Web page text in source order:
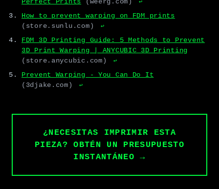
↩
How to prevent warping on FDM prints
(store.sunlu.com)
↩
FDM 3D Printing Guide: 5 Methods to Prevent
3D Print Warping | ANYCUBIC 3D Printing
(store.anycubic.com)
↩
Prevent Warping - You Can Do It
(3djake.com)
↩
¿NECESITAS IMPRIMIR ESTA
PIEZA? OBTÉN UN PRESUPUESTO
INSTANTÁNEO →